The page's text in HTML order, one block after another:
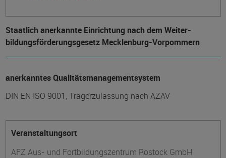
Staatlich anerkannte Einrichtung nach dem Weiter­
bildungs­förderungs­gesetz Mecklenburg-Vorpommern
anerkanntes Qualitätsmanagementsystem
DIN EN ISO 9001, Trägerzulassung nach AZAV
Veranstaltungsort
AFZ Aus- und Fortbildungszentrum Rostock GmbH